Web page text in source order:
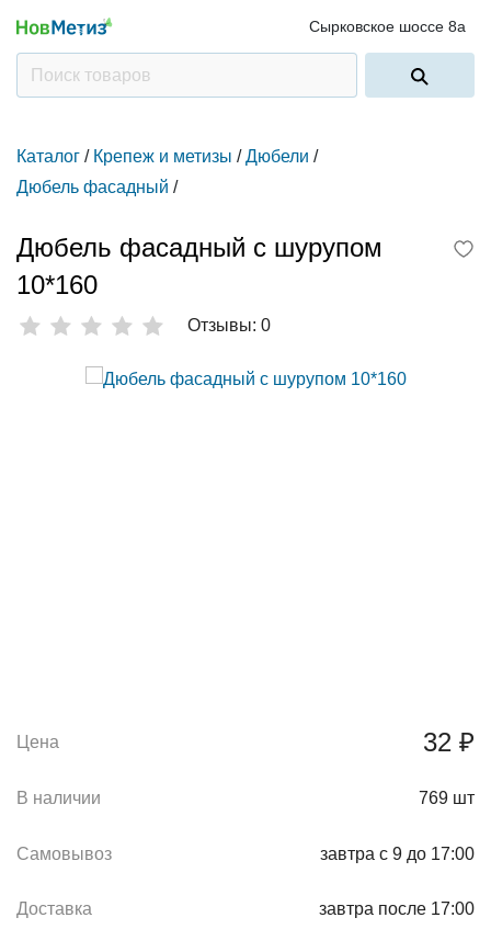
Сырковское шоссе 8а
Каталог / Крепеж и метизы / Дюбели /
Дюбель фасадный /
Дюбель фасадный с шурупом
10*160
Отзывы: 0
Цена 32 ₽
В наличии 769 шт
Самовывоз завтра с 9 до 17:00
Доставка завтра после 17:00